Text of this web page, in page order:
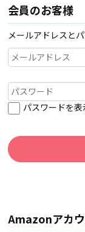
会員のお客様
メールアドレスと
パスワードを表
Amazonアカ